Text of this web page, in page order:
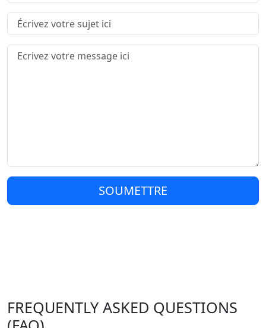
SOUMETTRE
FREQUENTLY ASKED QUESTIONS